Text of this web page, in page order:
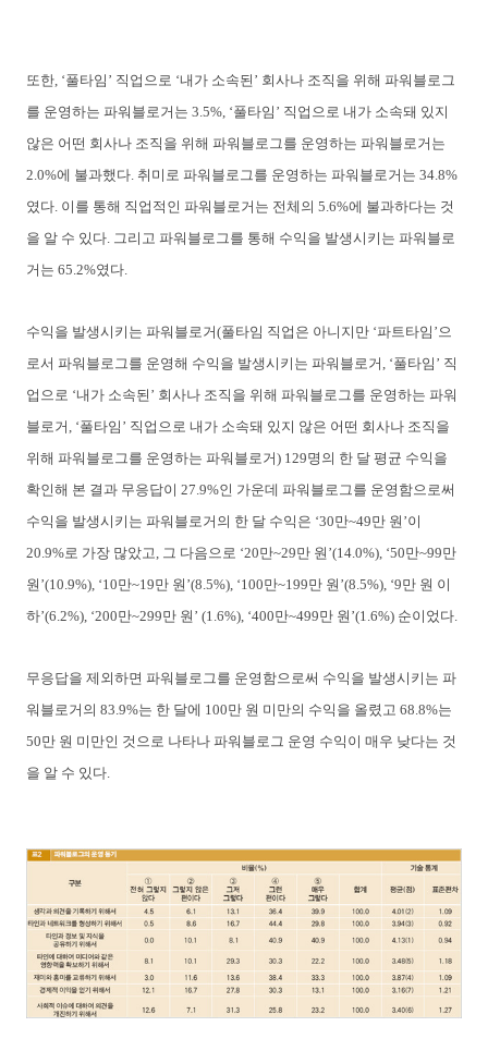
또한, ‘풀타임’ 직업으로 ‘내가 소속된’ 회사나 조직을 위해 파워블로그
를 운영하는 파워블로거는 3.5%, ‘풀타임’ 직업으로 내가 소속돼 있지
않은 어떤 회사나 조직을 위해 파워블로그를 운영하는 파워블로거는
2.0%에 불과했다. 취미로 파워블로그를 운영하는 파워블로거는 34.8%
였다. 이를 통해 직업적인 파워블로거는 전체의 5.6%에 불과하다는 것
을 알 수 있다. 그리고 파워블로그를 통해 수익을 발생시키는 파워블로
거는 65.2%였다.
수익을 발생시키는 파워블로거(풀타임 직업은 아니지만 ‘파트타임’으
로서 파워블로그를 운영해 수익을 발생시키는 파워블로거, ‘풀타임’ 직
업으로 ‘내가 소속된’ 회사나 조직을 위해 파워블로그를 운영하는 파워
블로거, ‘풀타임’ 직업으로 내가 소속돼 있지 않은 어떤 회사나 조직을
위해 파워블로그를 운영하는 파워블로거) 129명의 한 달 평균 수익을
확인해 본 결과 무응답이 27.9%인 가운데 파워블로그를 운영함으로써
수익을 발생시키는 파워블로거의 한 달 수익은 ‘30만~49만 원’이
20.9%로 가장 많았고, 그 다음으로 ‘20만~29만 원’(14.0%), ‘50만~99만
원’(10.9%), ‘10만~19만 원’(8.5%), ‘100만~199만 원’(8.5%), ‘9만 원 이
하’(6.2%), ‘200만~299만 원’ (1.6%), ‘400만~499만 원’(1.6%) 순이었다.
무응답을 제외하면 파워블로그를 운영함으로써 수익을 발생시키는 파
워블로거의 83.9%는 한 달에 100만 원 미만의 수익을 올렸고 68.8%는
50만 원 미만인 것으로 나타나 파워블로그 운영 수익이 매우 낮다는 것
을 알 수 있다.